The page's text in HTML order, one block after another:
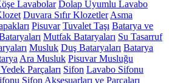
Lavabolar Dolap Uyumlu Lavabo
Duvara Sıfır Klozetler Asma
Pisuvar Tuvalet Taşı Batarya ve
Mutfak Bataryaları Su Tasarruf
Musluk Duş Bataryaları Batarya
Ara Musluk Pisuvar Musluğu
Parçaları Sifon Lavabo Sifonu
Sifon Aksesuarları ve Parçaları